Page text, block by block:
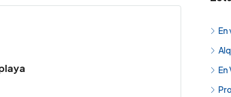
En
En